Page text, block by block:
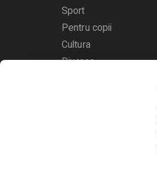
Sport
Pentru copii
Cultura
Diverse
Calendarul